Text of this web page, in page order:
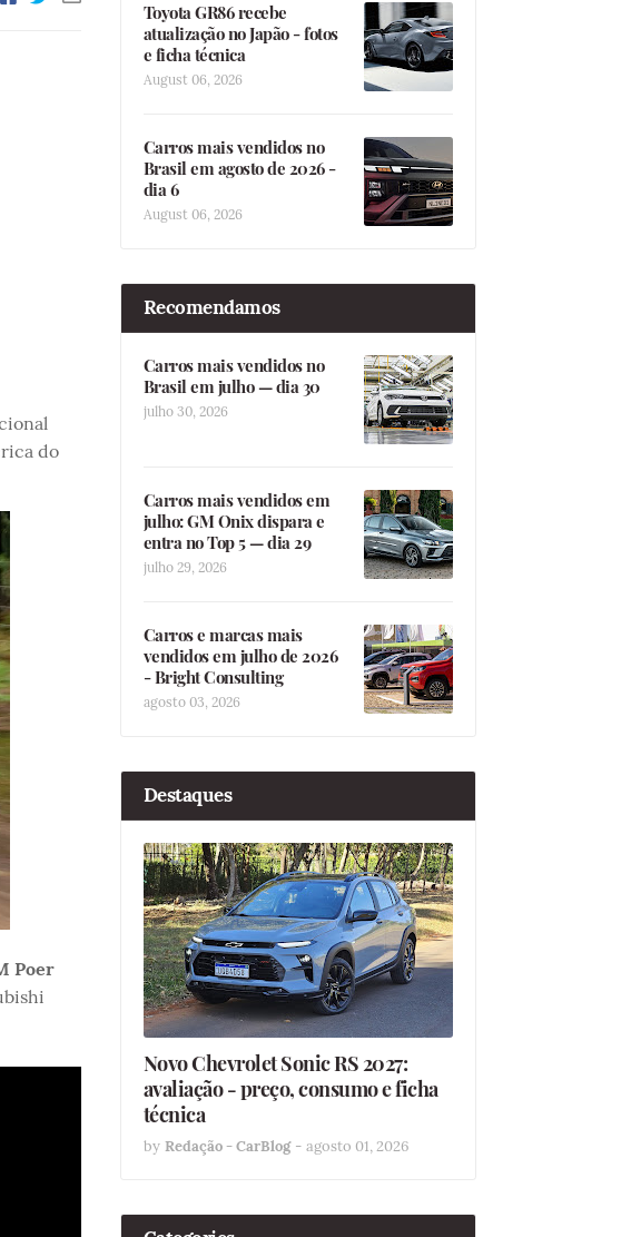
do
Poer
Toyota GR86 recebe
atualização no Japão - fotos
e ficha técnica
August 06, 2026
Carros mais vendidos no
Brasil em agosto de 2026 -
dia 6
August 06, 2026
Recomendamos
Carros mais vendidos no
Brasil em julho — dia 30
julho 30, 2026
Carros mais vendidos em
julho: GM Onix dispara e
entra no Top 5 — dia 29
julho 29, 2026
Carros e marcas mais
vendidos em julho de 2026
- Bright Consulting
agosto 03, 2026
Destaques
Novo Chevrolet Sonic RS 2027:
avaliação - preço, consumo e ficha
técnica
by Redação - CarBlog - agosto 01, 2026